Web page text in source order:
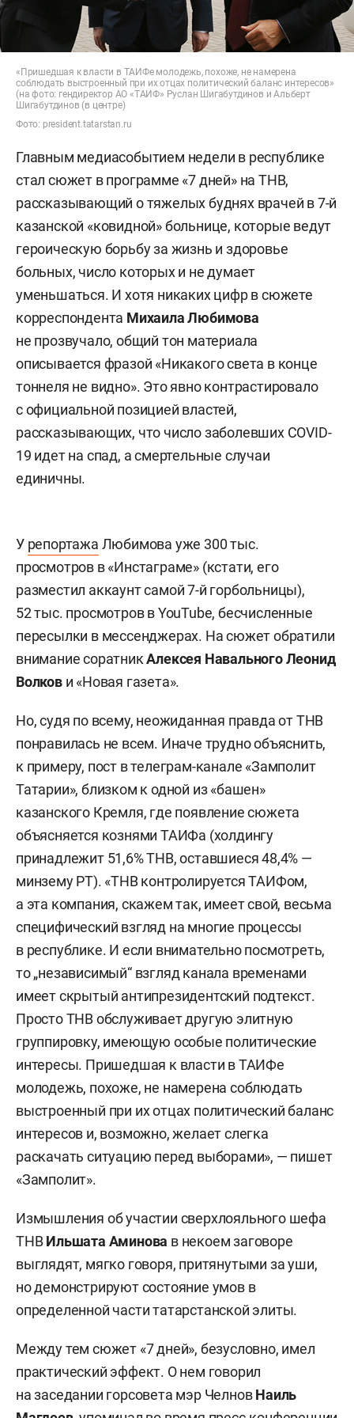
«Пришедшая к власти в ТАИФе молодежь, похоже, не намерена
соблюдать выстроенный при их отцах политический баланс интересов»
(на фото: гендиректор АО «ТАИФ» Руслан Шигабутдинов и Альберт
Шигабутдинов (в центре)
Фото: president.tatarstan.ru
Главным медиасобытием недели в республике
стал сюжет в программе «7 дней» на ТНВ,
рассказывающий о тяжелых буднях врачей в 7-й
казанской «ковидной» больнице, которые ведут
героическую борьбу за жизнь и здоровье
больных, число которых и не думает
уменьшаться. И хотя никаких цифр в сюжете
корреспондента Михаила Любимова
не прозвучало, общий тон материала
описывается фразой «Никакого света в конце
тоннеля не видно». Это явно контрастировало
с официальной позицией властей,
рассказывающих, что число заболевших COVID-
19 идет на спад, а смертельные случаи
единичны.
У репортажа Любимова уже 300 тыс.
просмотров в «Инстаграме» (кстати, его
разместил аккаунт самой 7-й горбольницы),
52 тыс. просмотров в YouTube, бесчисленные
пересылки в мессенджерах. На сюжет обратили
внимание соратникАлексея НавальногоЛеонид
Волкови «Новая газета».
Но, судя по всему, неожиданная правда от ТНВ
понравилась не всем. Иначе трудно объяснить,
к примеру, пост в телеграм-канале «Замполит
Татарии», близком к одной из «башен»
казанского Кремля, где появление сюжета
объясняется кознями ТАИФа (холдингу
принадлежит 51,6% ТНВ, оставшиеся 48,4% —
минзему РТ). «ТНВ контролируется ТАИФом,
а эта компания, скажем так, имеет свой, весьма
специфический взгляд на многие процессы
в республике. И если внимательно посмотреть,
то „независимый“ взгляд канала временами
имеет скрытый антипрезидентский подтекст.
Просто ТНВ обслуживает другую элитную
группировку, имеющую особые политические
интересы. Пришедшая к власти в ТАИФе
молодежь, похоже, не намерена соблюдать
выстроенный при их отцах политический баланс
интересов и, возможно, желает слегка
раскачать ситуацию перед выборами», — пишет
«Замполит».
Измышления об участии сверхлояльного шефа
ТНВИльшата Аминова в некоем заговоре
выглядят, мягко говоря, притянутыми за уши,
но демонстрируют состояние умов в
определенной части татарстанской элиты.
Между тем сюжет «7 дней», безусловно, имел
практический эффект. О нем говорил
на заседании горсовета мэр ЧелновНаиль